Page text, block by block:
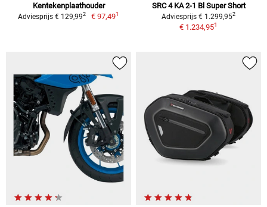
Kentekenplaathouder
Adviesprijs € 129,992 € 97,491
SRC 4 KA 2-1 Bl Super Short
Adviesprijs € 1.299,952
€ 1.234,951